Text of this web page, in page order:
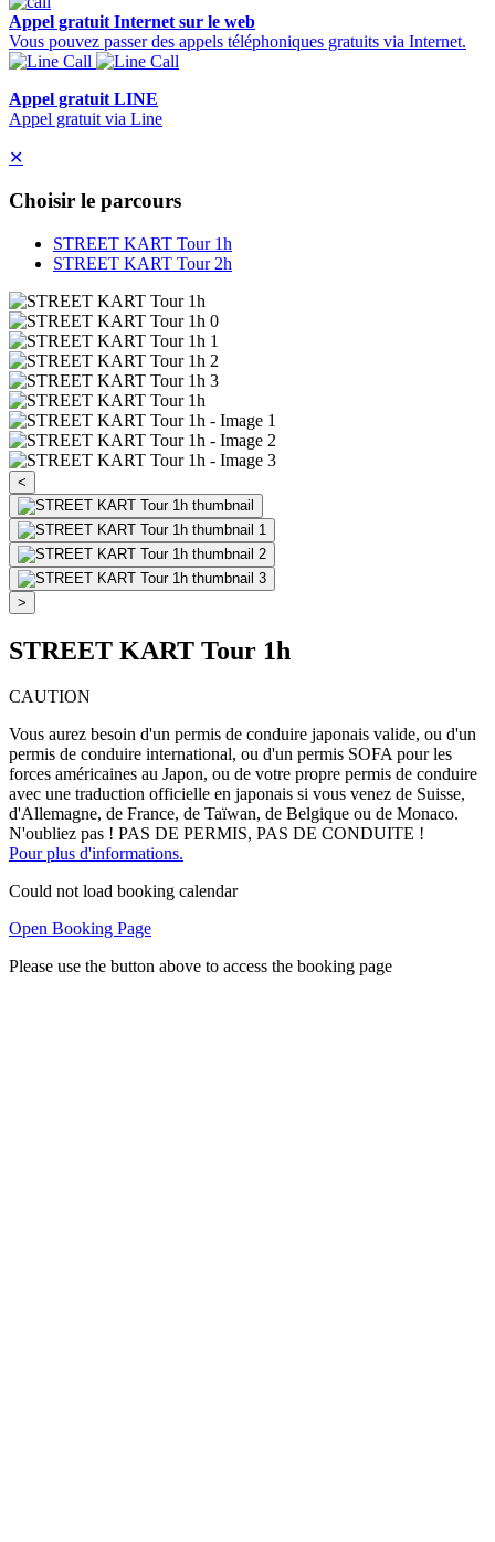
Appel gratuit Internet sur le web
Vous pouvez passer des appels téléphoniques gratuits via Internet.
Appel gratuit LINE
Appel gratuit via Line
✕
Choisir le parcours
STREET KART Tour 1h
STREET KART Tour 2h
<
>
STREET KART Tour 1h
CAUTION
Vous aurez besoin d'un permis de conduire japonais valide, ou d'un
permis de conduire international, ou d'un permis SOFA pour les
forces américaines au Japon, ou de votre propre permis de conduire
avec une traduction officielle en japonais si vous venez de Suisse,
d'Allemagne, de France, de Taïwan, de Belgique ou de Monaco.
N'oubliez pas ! PAS DE PERMIS, PAS DE CONDUITE !
Pour plus d'informations.
Could not load booking calendar
Open Booking Page
Please use the button above to access the booking page